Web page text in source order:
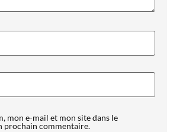
mon e-mail et mon site dans le
prochain commentaire.